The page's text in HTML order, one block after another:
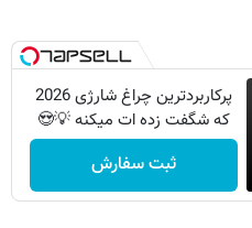
پرکاربردترین چراغ شارژی 2026
که شگفت زده ات میکنه 💡😍
ثبت سفارش